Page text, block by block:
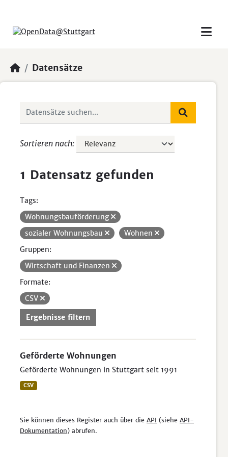
Datensätze
Sortieren nach
1 Datensatz gefunden
Tags:
Wohnungsbauförderung
sozialer Wohnungsbau
Wohnen
Gruppen:
Wirtschaft und Finanzen
Formate:
CSV
Ergebnisse filtern
Geförderte Wohnungen
Geförderte Wohnungen in Stuttgart seit 1991
CSV
Sie können dieses Register auch über die API (siehe API-
Dokumentation) abrufen.